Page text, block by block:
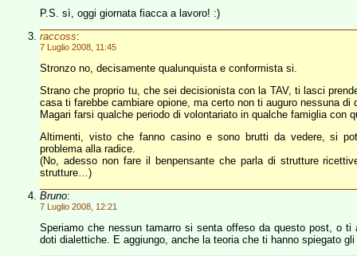
P.S. sì, oggi giornata fiacca a lavoro! :)
raccoss:
7 Luglio 2008, 11:45
Stronzo no, decisamente qualunquista e conformista si.
Strano che proprio tu, che sei decisionista con la TAV, ti lasci
casa ti farebbe cambiare opione, ma certo non ti auguro nessuna di
Magari farsi qualche periodo di volontariato in qualche famiglia con
Altimenti, visto che fanno casino e sono brutti da vedere, si
problema alla radice.
(No, adesso non fare il benpensante che parla di strutture
strutture…)
Bruno:
7 Luglio 2008, 12:21
Speriamo che nessun tamarro si senta offeso da questo post, o
doti dialettiche. E aggiungo, anche la teoria che ti hanno spiegato